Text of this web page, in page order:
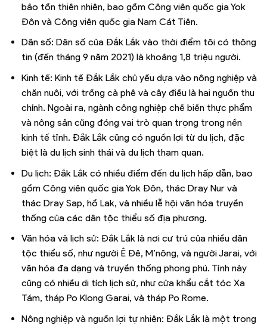
bảo tồn thiên nhiên, bao gồm Công viên quốc gia Yok
Đôn và Công viên quốc gia Nam Cát Tiên.
Dân số: Dân số của Đắk Lắk vào thời điểm tôi có thông
tin (đến tháng 9 năm 2021) là khoảng 1,8 triệu người.
Kinh tế: Kinh tế Đắk Lắk chủ yếu dựa vào nông nghiệp và
chăn nuôi, với trồng cà phê và cây điều là hai nguồn thu
chính. Ngoài ra, ngành công nghiệp chế biến thực phẩm
và nông sản cũng đóng vai trò quan trọng trong nền
kinh tế tỉnh. Đắk Lắk cũng có nguồn lợi từ du lịch, đặc
biệt là du lịch sinh thái và du lịch tham quan.
Du lịch: Đắk Lắk có nhiều điểm đến du lịch hấp dẫn, bao
gồm Công viên quốc gia Yok Đôn, thác Dray Nur và
thác Dray Sap, hồ Lak, và nhiều lễ hội văn hóa truyền
thống của các dân tộc thiểu số địa phương.
Văn hóa và lịch sử: Đắk Lắk là nơi cư trú của nhiều dân
tộc thiểu số, như người Ê Đê, M’nông, và người Jarai, với
văn hóa đa dạng và truyền thống phong phú. Tỉnh này
cũng có nhiều di tích lịch sử, như cửa khẩu cắt tóc Xa
Tám, tháp Po Klong Garai, và tháp Po Rome.
Nông nghiệp và nguồn lợi tự nhiên: Đắk Lắk là một trong